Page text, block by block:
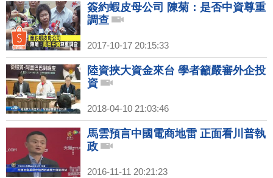
簽約蝦皮母公司 陳菊：是否中資尊重
調查
2017-10-17 20:15:33
陸資挾大資金來台 學者籲嚴審外企投
資
2018-04-10 21:03:46
馬雲預言中國電商地雷 正面看川普執
政
2016-11-11 20:21:23